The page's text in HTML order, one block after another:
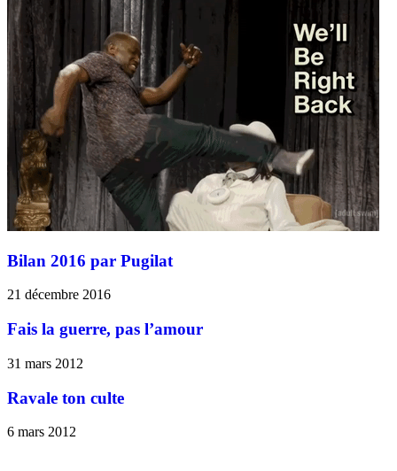
Bilan 2016 par Pugilat
21 décembre 2016
Fais la guerre, pas l’amour
31 mars 2012
Ravale ton culte
6 mars 2012